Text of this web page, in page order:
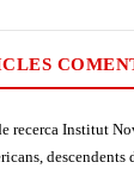
recerca Institut
descendents